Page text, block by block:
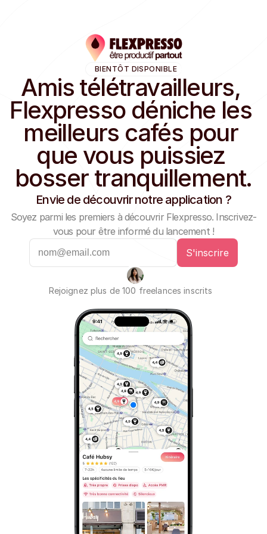
BIENTÔT DISPONIBLE
Amis télétravailleurs,
Flexpresso déniche les
meilleurs cafés pour
que vous puissiez
bosser tranquillement.
Envie de découvrir notre application ?
Soyez parmi les premiers à découvrir Flexpresso. Inscrivez-
vous pour être informé du lancement !
Rejoignez plus de 100 freelances inscrits